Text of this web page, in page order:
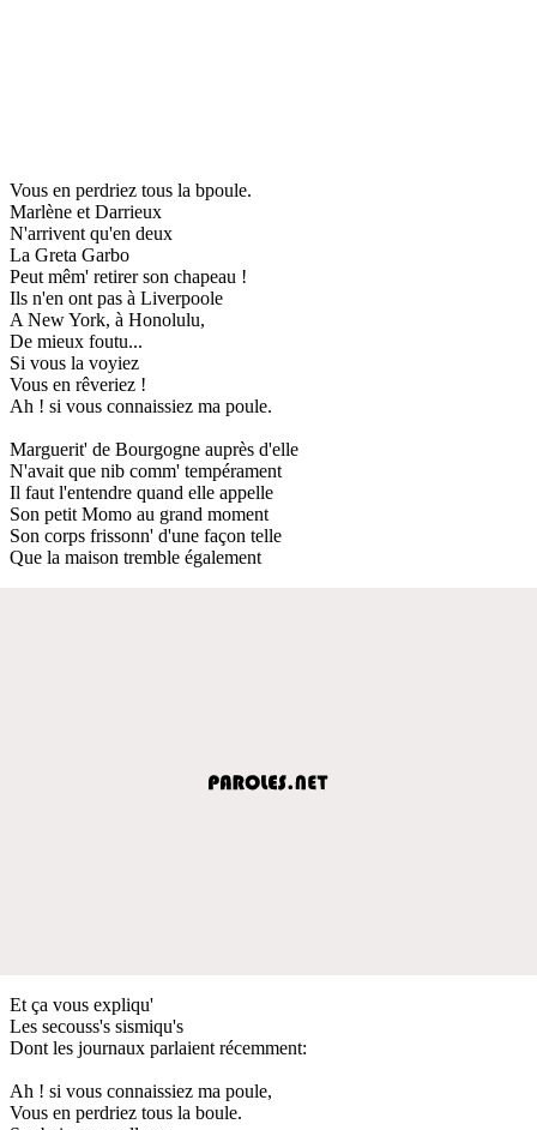
Vous en perdriez tous la bpoule.
Marlène et Darrieux
N'arrivent qu'en deux
La Greta Garbo
Peut mêm' retirer son chapeau !
Ils n'en ont pas à Liverpoole
A New York, à Honolulu,
De mieux foutu...
Si vous la voyiez
Vous en rêveriez !
Ah ! si vous connaissiez ma poule.
Marguerit' de Bourgogne auprès d'elle
N'avait que nib comm' tempérament
Il faut l'entendre quand elle appelle
Son petit Momo au grand moment
Son corps frissonn' d'une façon telle
Que la maison tremble également
Et ça vous expliqu'
Les secouss's sismiqu's
Dont les journaux parlaient récemment:
Ah ! si vous connaissiez ma poule,
Vous en perdriez tous la boule.